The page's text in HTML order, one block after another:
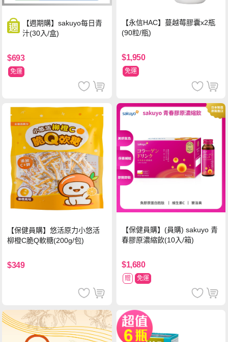
【週期購】sakuyo每日青
汁(30入/盒)
$693
免運
【永信HAC】蔓越莓膠囊x2瓶
(90粒/瓶)
$1,950
免運
【保健員購】悠活原力小悠活
柳橙C脆Q軟糖(200g/包)
$349
【保健員購】(員購) sakuyo 青
春膠原濃縮飲(10入/箱)
$1,680
贈 免運